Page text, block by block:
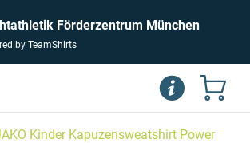
Förderzentrum München
by TeamShirts
Kinder Kapuzensweatshirt Power